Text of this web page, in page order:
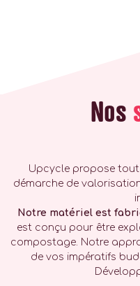
Nos
Upcycle propose tout
démarche de
Notre matériel est
est conçu pour être
compostage. Notre
de vos impératifs